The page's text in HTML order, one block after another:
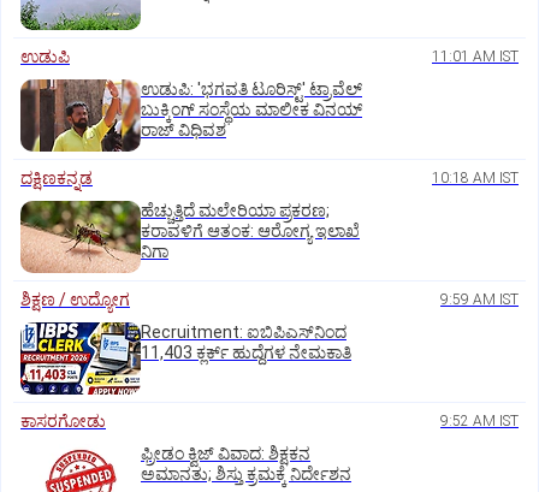
ಉಡುಪಿ 11:01 AM IST
ಉಡುಪಿ: 'ಭಗವತಿ ಟೂರಿಸ್ಟ್' ಟ್ರಾವೆಲ್
ಬುಕ್ಕಿಂಗ್ ಸಂಸ್ಥೆಯ ಮಾಲೀಕ ವಿನಯ್
ರಾಜ್ ವಿಧಿವಶ
ದಕ್ಷಿಣಕನ್ನಡ 10:18 AM IST
ಹೆಚ್ಚುತ್ತಿದೆ ಮಲೇರಿಯಾ ಪ್ರಕರಣ;
ಕರಾವಳಿಗೆ ಆತಂಕ: ಆರೋಗ್ಯ ಇಲಾಖೆ
ನಿಗಾ
ಶಿಕ್ಷಣ / ಉದ್ಯೋಗ 9:59 AM IST
Recruitment: ಐಬಿಪಿಎಸ್‌ನಿಂದ
11,403 ಕ್ಲರ್ಕ್‌ ಹುದ್ದೆಗಳ ನೇಮಕಾತಿ
ಕಾಸರಗೋಡು 9:52 AM IST
ಫ್ರೀಡಂ ಕ್ವಿಜ್‌ ವಿವಾದ: ಶಿಕ್ಷಕನ
ಅಮಾನತು; ಶಿಸ್ತು ಕ್ರಮಕ್ಕೆ ನಿರ್ದೇಶನ